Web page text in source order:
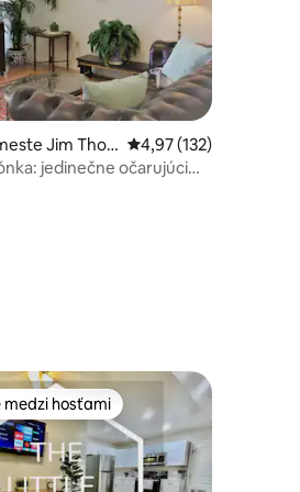
z 5, počet hodnotení: 242
Jim Thor
Priemerné
4,97 (132)
jedinečne očarujúci
medzi hosťami
medzi hosťami